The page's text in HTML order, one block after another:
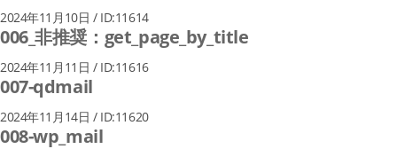
2024年11月10日 / ID:11614
006_非推奨：get_page_by_title
2024年11月11日 / ID:11616
007-qdmail
2024年11月14日 / ID:11620
008-wp_mail